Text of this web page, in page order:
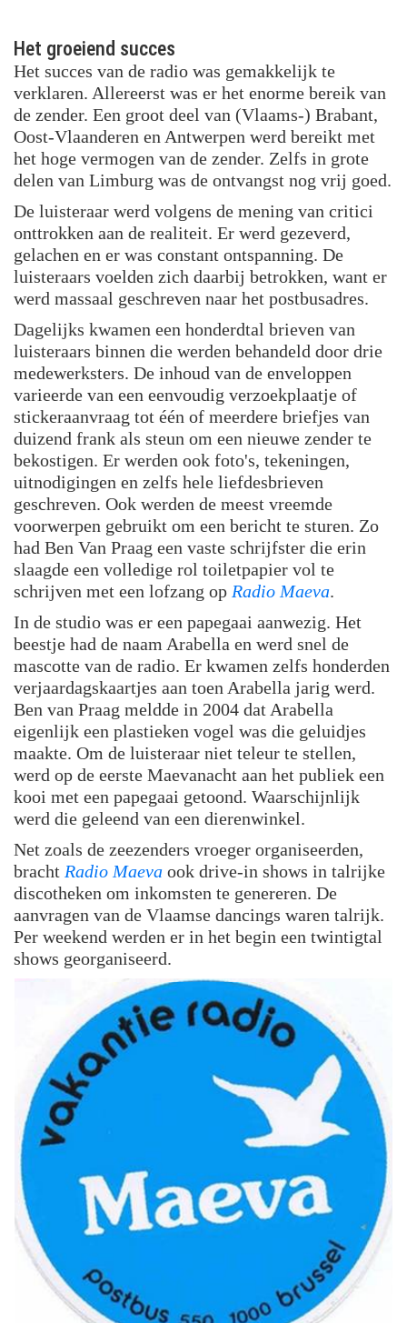
Het groeiend succes
Het succes van de radio was gemakkelijk te
verklaren. Allereerst was er het enorme bereik van
de zender. Een groot deel van (Vlaams-) Brabant,
Oost-Vlaanderen en Antwerpen werd bereikt met
het hoge vermogen van de zender. Zelfs in grote
delen van Limburg was de ontvangst nog vrij goed.
De luisteraar werd volgens de mening van critici
onttrokken aan de realiteit. Er werd gezeverd,
gelachen en er was constant ontspanning. De
luisteraars voelden zich daarbij betrokken, want er
werd massaal geschreven naar het postbusadres.
Dagelijks kwamen een honderdtal brieven van
luisteraars binnen die werden behandeld door drie
medewerksters. De inhoud van de enveloppen
varieerde van een eenvoudig verzoekplaatje of
stickeraanvraag tot één of meerdere briefjes van
duizend frank als steun om een nieuwe zender te
bekostigen. Er werden ook foto's, tekeningen,
uitnodigingen en zelfs hele liefdesbrieven
geschreven. Ook werden de meest vreemde
voorwerpen gebruikt om een bericht te sturen. Zo
had Ben Van Praag een vaste schrijfster die erin
slaagde een volledige rol toiletpapier vol te
schrijven met een lofzang op Radio Maeva.
In de studio was er een papegaai aanwezig. Het
beestje had de naam Arabella en werd snel de
mascotte van de radio. Er kwamen zelfs honderden
verjaardagskaartjes aan toen Arabella jarig werd.
Ben van Praag meldde in 2004 dat Arabella
eigenlijk een plastieken vogel was die geluidjes
maakte. Om de luisteraar niet teleur te stellen,
werd op de eerste Maevanacht aan het publiek een
kooi met een papegaai getoond. Waarschijnlijk
werd die geleend van een dierenwinkel.
Net zoals de zeezenders vroeger organiseerden,
bracht Radio Maeva ook drive-in shows in talrijke
discotheken om inkomsten te genereren. De
aanvragen van de Vlaamse dancings waren talrijk.
Per weekend werden er in het begin een twintigtal
shows georganiseerd.